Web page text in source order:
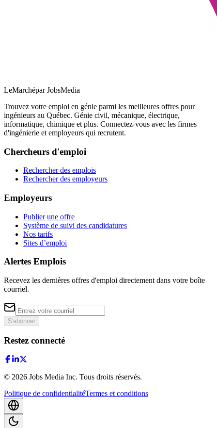
LeMarchépar JobsMedia
Trouvez votre emploi en génie parmi les meilleures offres pour
ingénieurs au Québec. Génie civil, mécanique, électrique,
informatique, chimique et plus. Connectez-vous avec les firmes
d'ingénierie et employeurs qui recrutent.
Chercheurs d'emploi
Rechercher des emplois
Rechercher des employeurs
Employeurs
Publier une offre
Système de suivi des candidatures
Nos tarifs
Sites d’emploi
Alertes Emplois
Recevez les dernières offres d'emploi directement dans votre boîte
courriel.
S'abonner
Restez connecté
© 2026 Jobs Media Inc. Tous droits réservés.
Politique de confidentialitéTermes et conditions